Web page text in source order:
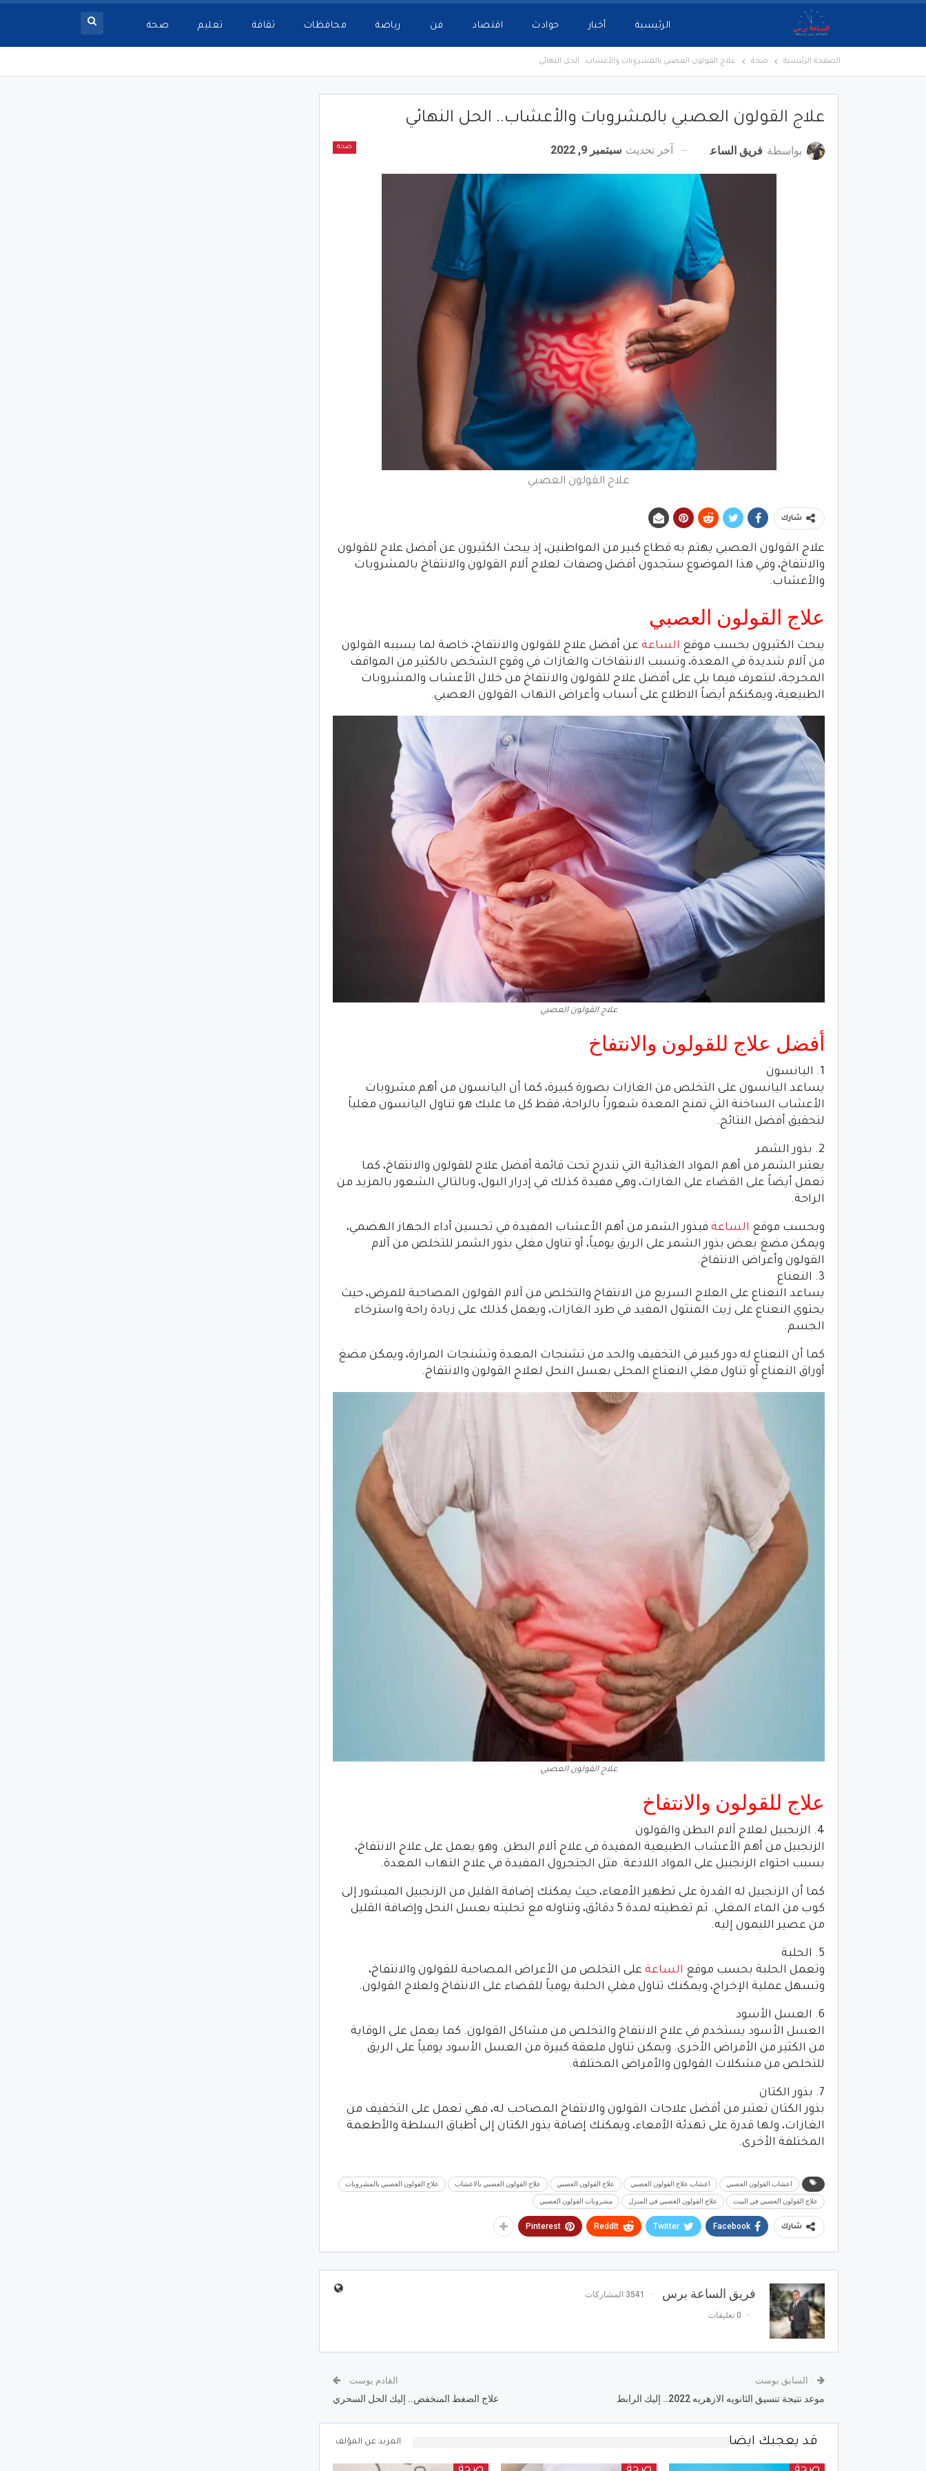
الرئيسية أخبار حوادث اقتصاد فن رياضة محافظات ثقافة تعليم صحة
الصفحة الرئيسية صحة علاج القولون العصبي بالمشروبات والأعشاب.. الحل النهائي
علاج القولون العصبي بالمشروبات والأعشاب.. الحل النهائي
صحة بواسطة فريق الساعة برس آخر تحديث سبتمبر 9, 2022
علاج القولون العصبي
شارك
علاج القولون العصبي يهتم به قطاع كبير من المواطنين، إذ يبحث الكثيرون عن أفضل علاج للقولون
والانتفاخ، وفي هذا الموضوع ستجدون أفضل وصفات لعلاج آلام القولون والانتفاخ بالمشروبات
والأعشاب.
علاج القولون العصبي
يبحث الكثيرون بحسب موقع الساعة عن أفضل علاج للقولون والانتفاخ، خاصة لما يسببه القولون
من آلام شديدة في المعدة، وتسبب الانتفاخات والغازات في وقوع الشخص بالكثير من المواقف
المحرجة، لنتعرف فيما يلي على أفضل علاج للقولون والانتفاخ من خلال الأعشاب والمشروبات
الطبيعية، ويمكنكم أيضاً الاطلاع على أسباب وأعراض التهاب القولون العصبي.
علاج القولون العصبي
أفضل علاج للقولون والانتفاخ
1. اليانسون
يساعد اليانسون على التخلص من الغازات بصورة كبيرة، كما أن اليانسون من أهم مشروبات
الأعشاب الساخنة التي تمنح المعدة شعوراً بالراحة، فقط كل ما عليك هو تناول اليانسون مغلياً
لتحقيق أفضل النتائج.
2. بذور الشمر
يعتبر الشمر من أهم المواد الغذائية التي تندرج تحت قائمة أفضل علاج للقولون والانتفاخ، كما
تعمل أيضاً على القضاء على الغازات، وهي مفيدة كذلك في إدرار البول، وبالتالي الشعور بالمزيد من
الراحة.
وبحسب موقع الساعة فبذور الشمر من أهم الأعشاب المفيدة في تحسين أداء الجهاز الهضمي،
ويمكن مضغ بعض بذور الشمر على الريق يومياً، أو تناول مغلي بذور الشمر للتخلص من آلام
القولون وأعراض الانتفاخ.
3. النعناع
يساعد النعناع على العلاج السريع من الانتفاخ والتخلص من آلام القولون المصاحبة للمرض، حيث
يحتوي النعناع على زيت المنثول المفيد في طرد الغازات، ويعمل كذلك على زيادة راحة واسترخاء
الجسم.
كما أن النعناع له دور كبير في التخفيف والحد من تشنجات المعدة وتشنجات المرارة، ويمكن مضغ
أوراق النعناع أو تناول مغلي النعناع المحلى بعسل النحل لعلاج القولون والانتفاخ.
علاج القولون العصبي
علاج للقولون والانتفاخ
4. الزنجبيل لعلاج آلام البطن والقولون
الزنجبيل من أهم الأعشاب الطبيعية المفيدة في علاج آلام البطن. وهو يعمل على علاج الانتفاخ،
بسبب احتواء الزنجبيل على المواد اللاذعة. مثل الجنجرول المفيدة في علاج التهاب المعدة.
كما أن الزنجبيل له القدرة على تطهير الأمعاء، حيث يمكنك إضافة القليل من الزنجبيل المبشور إلى
كوب من الماء المغلي. ثم تغطيته لمدة 5 دقائق، وتناوله مع تحليته بعسل النحل وإضافة القليل
من عصير الليمون إليه.
5. الحلبة
وتعمل الحلبة بحسب موقع الساعة على التخلص من الأعراض المصاحبة للقولون والانتفاخ،
وتسهل عملية الإخراج، ويمكنك تناول مغلي الحلبة يومياً للقضاء على الانتفاخ ولعلاج القولون.
6. العسل الأسود
العسل الأسود يستخدم في علاج الانتفاخ والتخلص من مشاكل القولون. كما يعمل على الوقاية
من الكثير من الأمراض الأخرى. ويمكن تناول ملعقة كبيرة من العسل الأسود يومياً على الريق
للتخلص من مشكلات القولون والأمراض المختلفة.
7. بذور الكتان
بذور الكتان تعتبر من أفضل علاجات القولون والانتفاخ المصاحب له، فهي تعمل على التخفيف من
الغازات، ولها قدرة على تهدئة الأمعاء، ويمكنك إضافة بذور الكتان إلى أطباق السلطة والأطعمة
المختلفة الأخرى.
اعشاب القولون العصبي اعشاب علاج القولون العصبي علاج القولون العصبي علاج القولون العصبي بالاعشاب علاج القولون العصبي بالمشروبات
علاج القولون العصبي في البيت علاج القولون العصبي في المنزل مشروبات القولون العصبي
شارك Facebook
Twitter
ReddIt
Pinterest
فريق الساعة برس 3541 المشاركات
0 تعليقات
السابق بوست
موعد نتيجة تنسيق الثانويه الازهريه 2022.. إليك الرابط
القادم بوست
علاج الضغط المنخفض.. إليك الحل السحري
قد يعجبك ايضا المزيد عن المؤلف